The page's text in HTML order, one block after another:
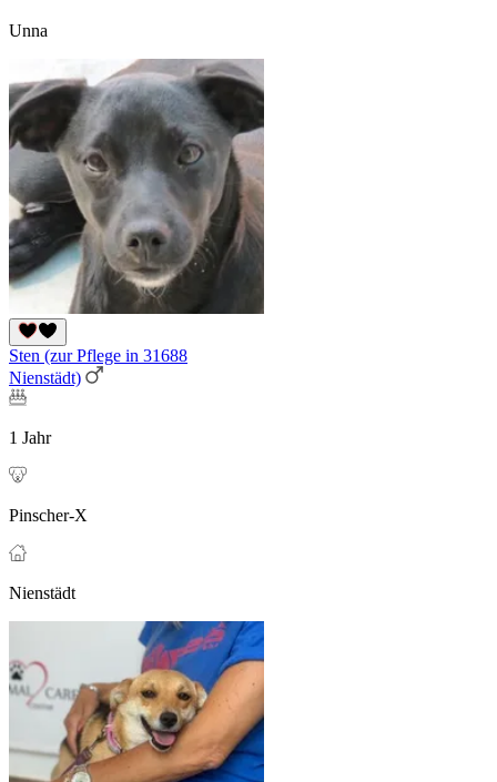
Unna
Sten (zur Pflege in 31688
Nienstädt)
1 Jahr
Pinscher-X
Nienstädt